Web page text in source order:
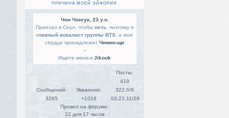
ПРИЧИНА МОЕЙ ЭЙФОРИИ
Чон Чонгук, 23 y.o.
Приехал в Сеул, чтобы петь , поэтому я
главный вокалист группы BTS , а мое
сердце принадлежит Чимин-щи
--
Ищите меня в Jikook
Сообщений:
3265
Уважение:
+1018
Посты:
419
322,6/6
03.22,11/28
Провел на форуме:
22 дня 17 часов